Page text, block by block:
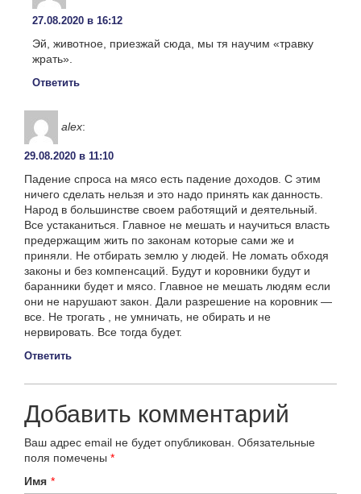
27.08.2020 в 16:12
Эй, животное, приезжай сюда, мы тя научим «травку
жрать».
Ответить
alex:
29.08.2020 в 11:10
Падение спроса на мясо есть падение доходов. С этим
ничего сделать нельзя и это надо принять как данность.
Народ в большинстве своем работящий и деятельный.
Все устаканиться. Главное не мешать и научиться власть
предержащим жить по законам которые сами же и
приняли. Не отбирать землю у людей. Не ломать обходя
законы и без компенсаций. Будут и коровники будут и
баранники будет и мясо. Главное не мешать людям если
они не нарушают закон. Дали разрешение на коровник —
все. Не трогать , не умничать, не обирать и не
нервировать. Все тогда будет.
Ответить
Добавить комментарий
Ваш адрес email не будет опубликован. Обязательные
поля помечены *
Имя *